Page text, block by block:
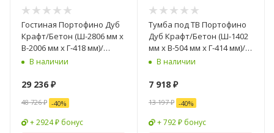
Гостиная Портофино Дуб
Крафт/Бетон (Ш-2806 мм x
В-2006 мм x Г-418 мм)/
Разные Цвета
В наличии
29 236 ₽
48 726₽ -40%
+ 2924 ₽ бонус
Тумба под ТВ Портофино
Дуб Крафт/Бетон (Ш-1402
мм x В-504 мм x Г-414 мм)/
Разные Цвета
В наличии
7 918 ₽
13 197₽ -40%
+ 792 ₽ бонус